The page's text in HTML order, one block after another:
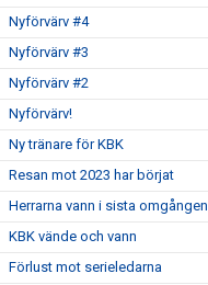
Nyförvärv #4
Nyförvärv #3
Nyförvärv #2
Nyförvärv!
Ny tränare för KBK
Resan mot 2023 har börjat
Herrarna vann i sista omgången
KBK vände och vann
Förlust mot serieledarna